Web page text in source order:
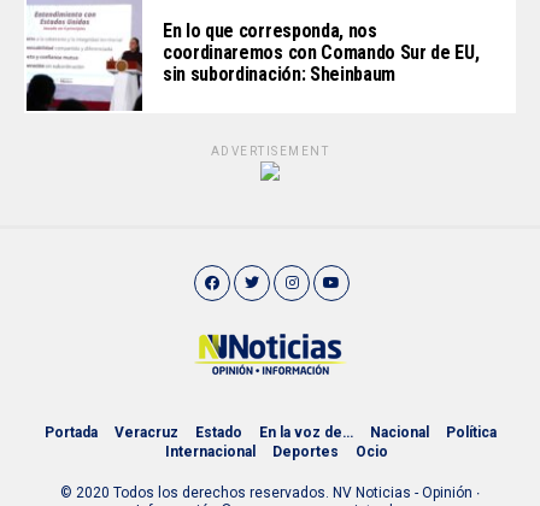
En lo que corresponda, nos
coordinaremos con Comando Sur de EU,
sin subordinación: Sheinbaum
ADVERTISEMENT
Portada Veracruz Estado En la voz de… Nacional
Política
Internacional
Deportes Ocio
© 2020 Todos los derechos reservados. NV Noticias - Opinión ∙